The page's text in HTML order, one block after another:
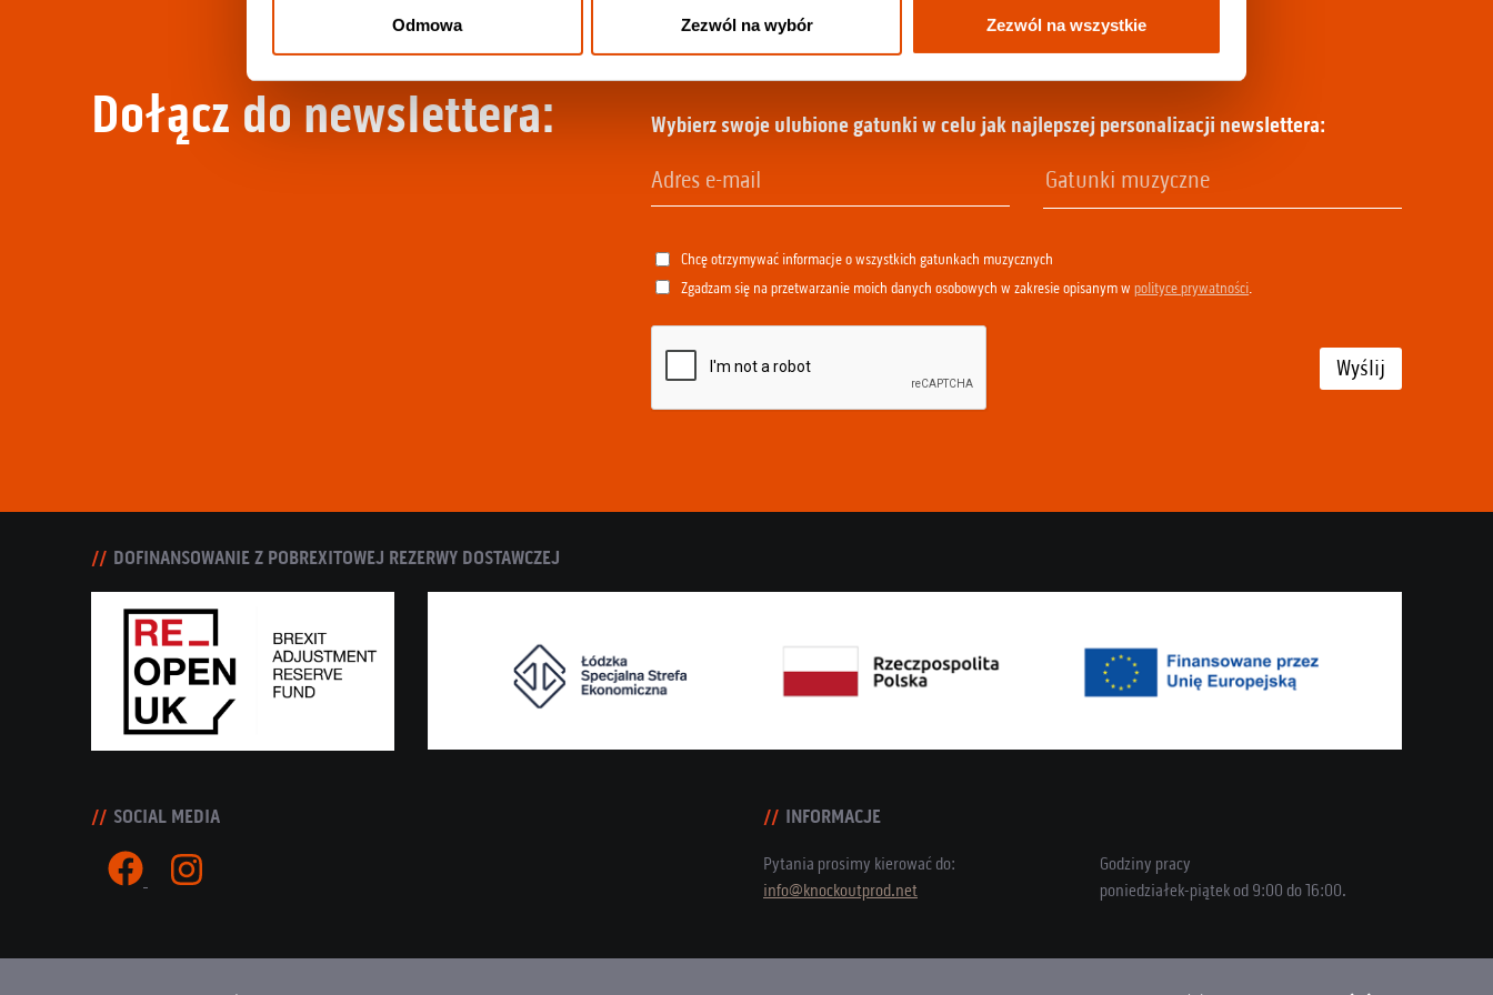
Odmowa Zezwól na wybór Zezwól na wszystkie
Dołącz do newslettera: Wybierz swoje ulubione gatunki w celu jak najlepszej personalizacji newslettera:
Chcę otrzymywać informacje o wszystkich gatunkach muzycznych
Zgadzam się na przetwarzanie moich danych osobowych w zakresie opisanym wpolityce prywatności.
Wyślij
DOFINANSOWANIE Z POBREXITOWEJ REZERWY DOSTAWCZEJ
SOCIAL MEDIA INFORMACJE
Pytania prosimy kierować do:
info@knockoutprod.net
Godziny pracy
poniedziałek-piątek od 9:00 do 16:00.